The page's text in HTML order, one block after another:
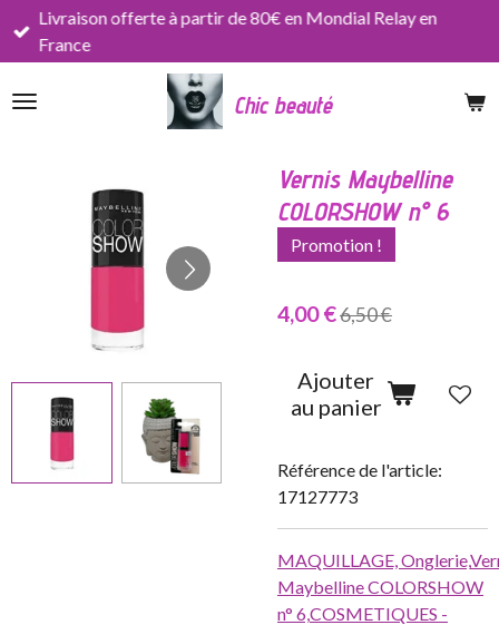
Passer
principal
Chic beauté
Livraison offerte à partir de 80€ en Mondial Relay en
France
Vernis Maybelline
COLORSHOW n° 6
Promotion !
4,00 €6,50 €
Ajouter
au panier
Référence de l'article:
17127773
MAQUILLAGE,Onglerie,
Maybelline COLORSHOW
n° 6,COSMETIQUES -